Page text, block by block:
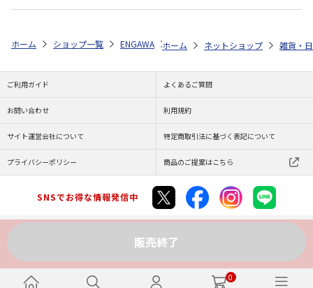
0
販売終了
ホーム ショップ一覧 ENGAWA 『ALIVE』 & 『SQ』 10TH
ホーム ネットショップ 雑貨・
ご利用ガイド よくあるご質問
お問い合わせ 利用規約
サイト運営会社について 特定商取引法に基づく表記について
プライバシーポリシー 商品のご提案はこちら
SNSでお得な情報発信中